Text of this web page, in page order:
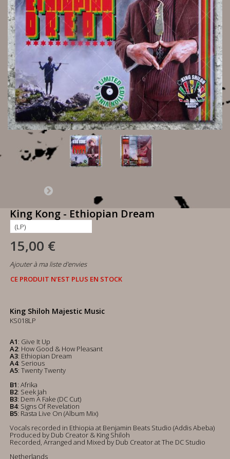
King Kong - Ethiopian Dream
15,00 €
Ajouter à ma liste d'envies
CE PRODUIT N'EST PLUS EN STOCK
King Shiloh Majestic Music
KS018LP
A1: Give It Up
A2: How Good & How Pleasant
A3: Ethiopian Dream
A4: Serious
A5: Twenty Twenty
B1: Afrika
B2: Seek Jah
B3: Dem A Fake (DC Cut)
B4: Signs Of Revelation
B5: Rasta Live On (Album Mix)
Vocals recorded in Ethiopia at Benjamin Beats Studio (Addis Abeba)
Produced by Dub Creator & King Shiloh
Recorded, Arranged and Mixed by Dub Creator at The DC Studio
Netherlands